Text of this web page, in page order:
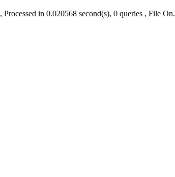
, Processed in 0.020568 second(s), 0 queries , File On.